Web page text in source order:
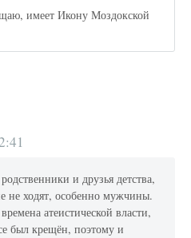
имеет Икону Моздокской
и друзья детства,
не ходят, особенно мужчины.
атеистической власти,
был крещён, поэтому и